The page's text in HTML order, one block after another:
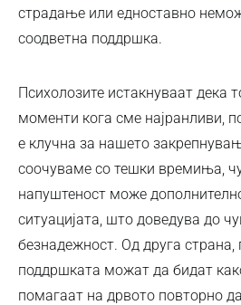
страдање или едноставно
соодветна поддршка.
Психолозите истакнуваат дека
моменти кога сме најранливи,
е клучна за нашето
соочуваме со тешки времиња,
напуштеност може
ситуацијата, што доведува до
безнадежност. Од друга страна,
поддршката можат да бидат
помагаат на дрвото повторно